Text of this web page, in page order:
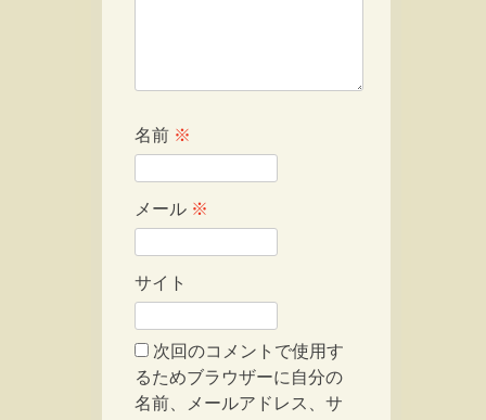
名前 ※
メール ※
サイト
次回のコメントで使用す
るためブラウザーに自分の
名前、メールアドレス、サ